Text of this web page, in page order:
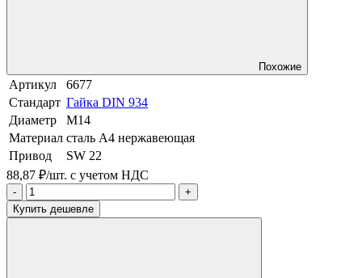
Похожие
Артикул
6677
Стандарт Гайка DIN 934
Диаметр
М14
Материал сталь A4 нержавеющая
Привод
SW 22
88,87 ₽/шт. с учетом НДС
-
+
Купить дешевле